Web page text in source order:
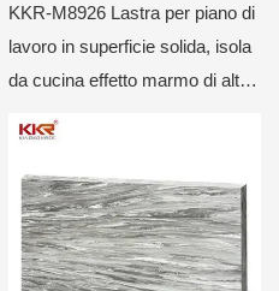
KKR-M8926 Lastra per piano di
lavoro in superficie solida, isola
da cucina effetto marmo di alta
personalizzato